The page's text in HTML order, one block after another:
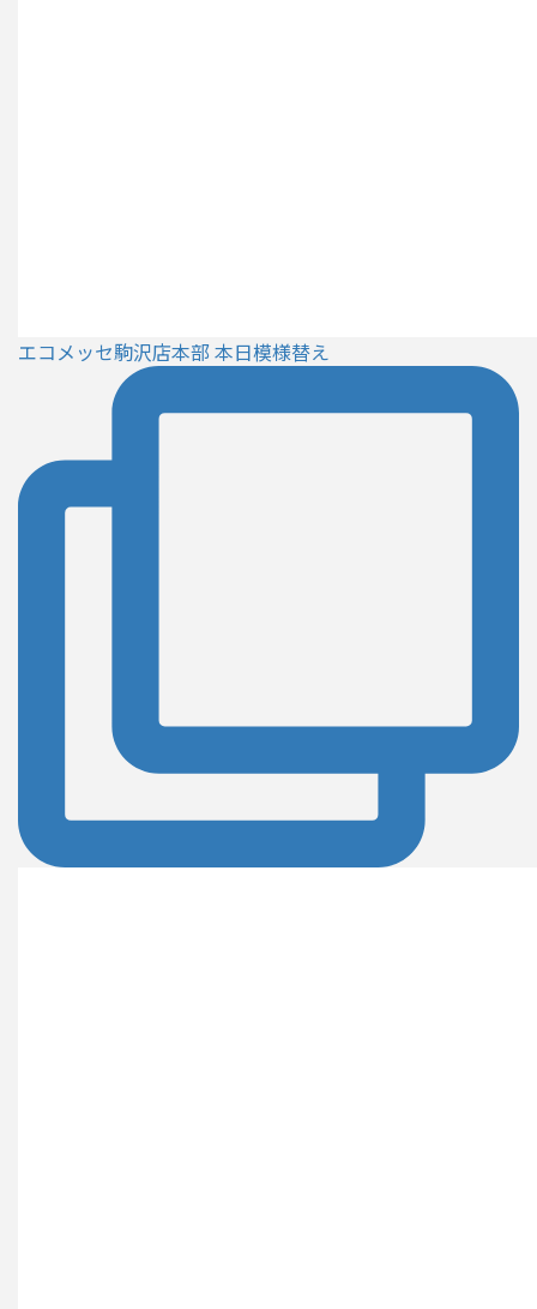
エコメッセ駒沢店本部 本日模様替え